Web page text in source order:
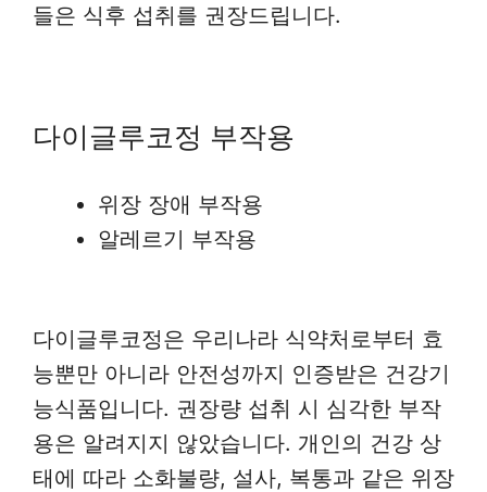
들은 식후 섭취를 권장드립니다.
다이글루코정 부작용
위장 장애 부작용
알레르기 부작용
다이글루코정은 우리나라 식약처로부터 효
능뿐만 아니라 안전성까지 인증받은 건강기
능식품입니다. 권장량 섭취 시 심각한 부작
용은 알려지지 않았습니다. 개인의 건강 상
태에 따라 소화불량, 설사, 복통과 같은 위장